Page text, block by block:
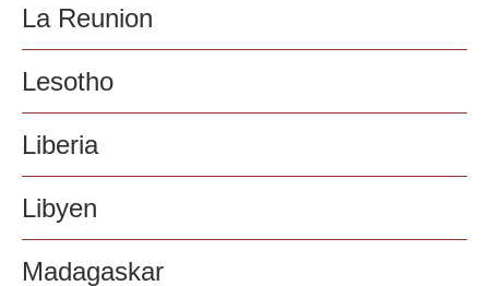
La Reunion
Lesotho
Liberia
Libyen
Madagaskar